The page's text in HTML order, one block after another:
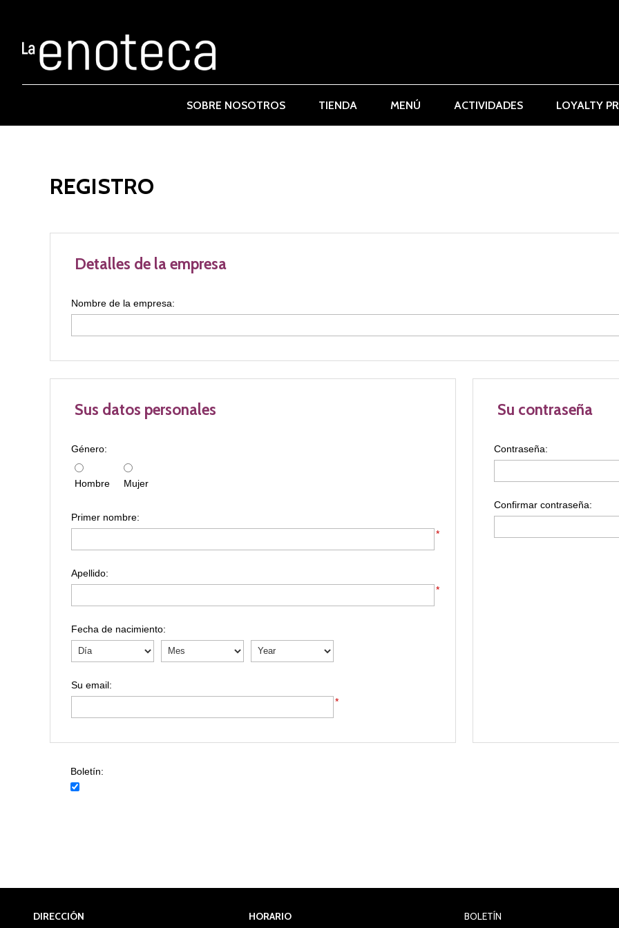
SOBRE NOSOTROS TIENDA MENÚ ACTIVIDADES LOYALTY
REGISTRO
Sus datos personales
Género:
Hombre Mujer
Primer nombre:
*
Apellido:
*
Fecha de nacimiento:
*
Detalles de la empresa
Nombre de la empresa:
Boletín:
Su contraseña
Contraseña:
Confirmar contraseña:
DIRECCIÓN
HORARIO
BOLETÍN